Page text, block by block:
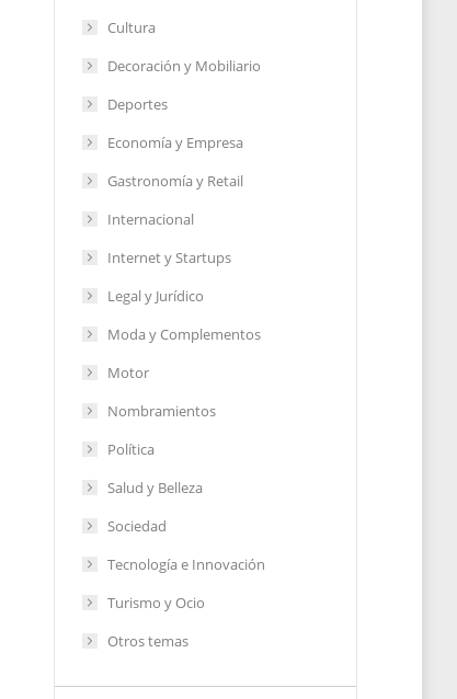
Cultura
Decoración y Mobiliario
Deportes
Economía y Empresa
Gastronomía y Retail
Internacional
Internet y Startups
Legal y Jurídico
Moda y Complementos
Motor
Nombramientos
Política
Salud y Belleza
Sociedad
Tecnología e Innovación
Turismo y Ocio
Otros temas